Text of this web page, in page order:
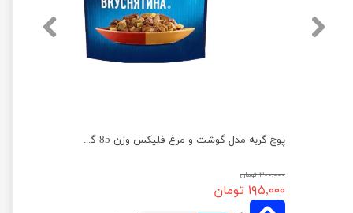
پوچ گربه مدل گوشت و مرغ فلیکس وزن 85 گرم
۳۰۰,۰۰۰ تومان
۱۹۵,۰۰۰ تومان